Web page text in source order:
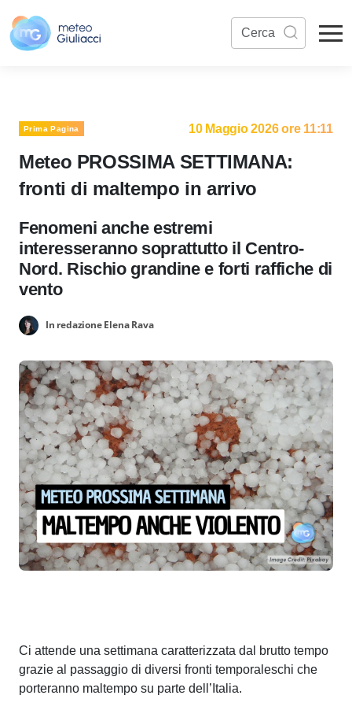
Prima Pagina 10 Maggio 2026 ore 11:11
Meteo PROSSIMA SETTIMANA:
fronti di maltempo in arrivo
Fenomeni anche estremi
interesseranno soprattutto il Centro-
Nord. Rischio grandine e forti raffiche di
vento
In redazione Elena Rava
Ci attende una settimana caratterizzata dal brutto tempo
grazie al passaggio di diversi fronti temporaleschi che
porteranno maltempo su parte dell’Italia.